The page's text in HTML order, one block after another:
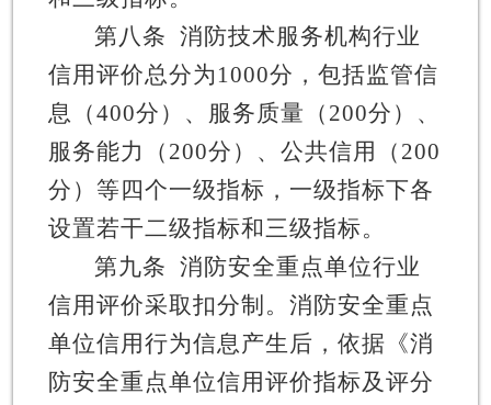
第八条 消防技术服务机构行业
信用评价总分为 1000分，包括监管信
息 （400分）、服务质量（ 200分）、
服务能力（ 200分）、公共信用（ 200
分）等四个一级指标，一级指标下各
设置若干二级指标和三级指标。
第九条 消防安全重点单位行业
信用评价采取扣分制。消防安全重点
单位信用行为信息产生后，依据《消
防安全重点单位信用评价指标及评分